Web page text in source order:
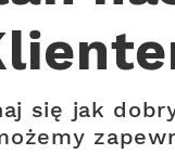
się jak